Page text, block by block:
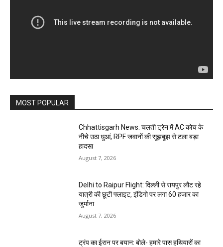
MOST POPULAR
Chhattisgarh News: चलती ट्रेन में AC कोच के
नीचे उठा धुआं, RPF जवानों की सूझबूझ से टला बड़ा
हादसा
August 7, 2026
Delhi to Raipur Flight: दिल्ली से रायपुर लौट रहे
यात्री की छूटी फ्लाइट, इंडिगो पर लगा 60 हजार का
जुर्माना
August 7, 2026
ट्रंप का ईरान पर बयान: बोले- हमारे पास हथियारों का